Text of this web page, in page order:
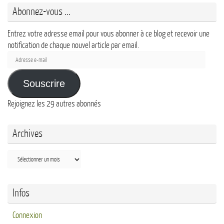
Abonnez-vous ...
Entrez votre adresse email pour vous abonner à ce blog et recevoir une
notification de chaque nouvel article par email.
Adresse
mail
Souscrire
Rejoignez les 29 autres abonnés
Archives
Archives
Infos
Connexion